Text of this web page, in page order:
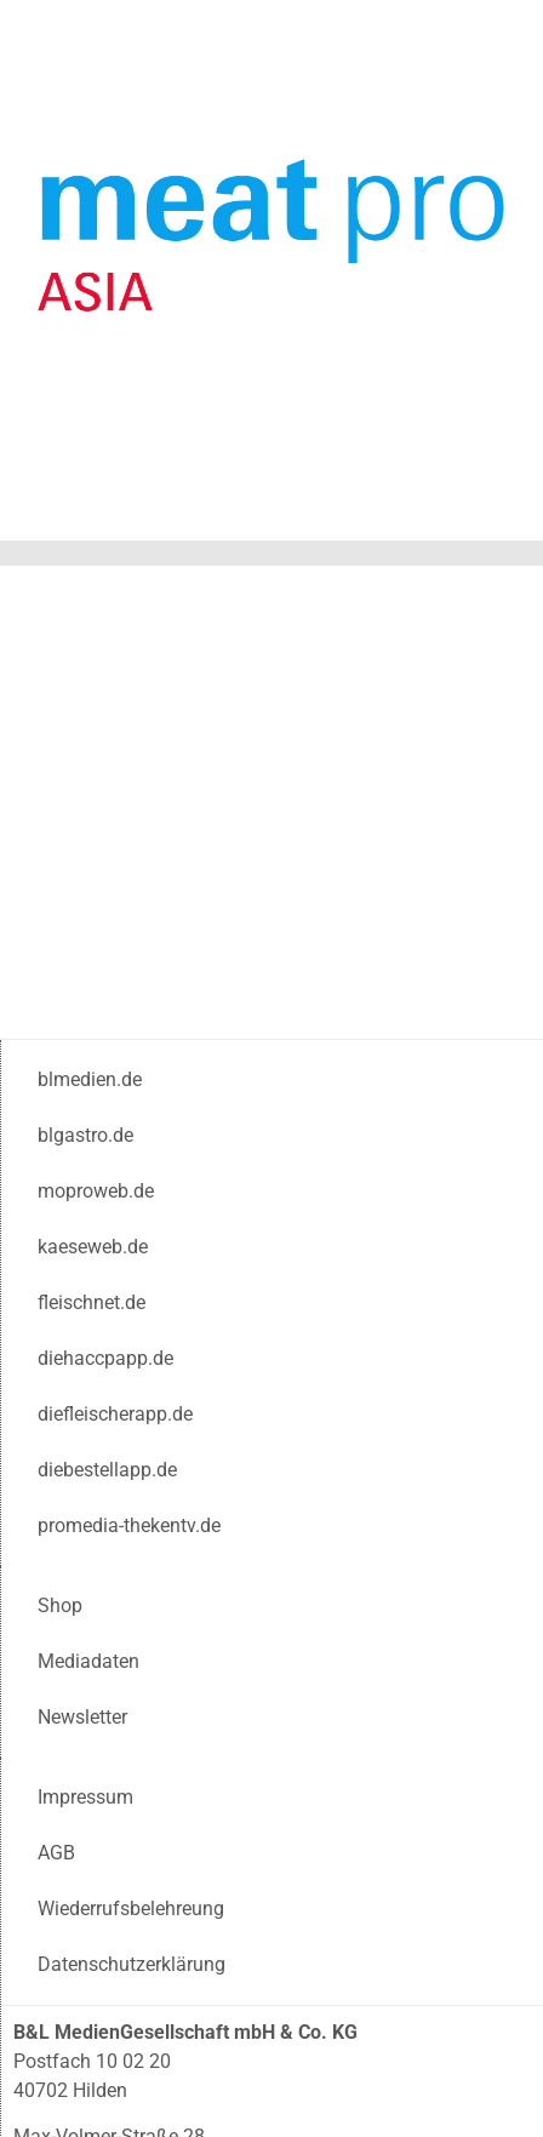
blmedien.de
blgastro.de
moproweb.de
kaeseweb.de
fleischnet.de
diehaccpapp.de
diefleischerapp.de
diebestellapp.de
promedia-thekentv.de
Shop
Mediadaten
Newsletter
Impressum
AGB
Wiederrufsbelehreung
Datenschutzerklärung
B&L MedienGesellschaft mbH & Co. KG
Postfach 10 02 20
40702 Hilden